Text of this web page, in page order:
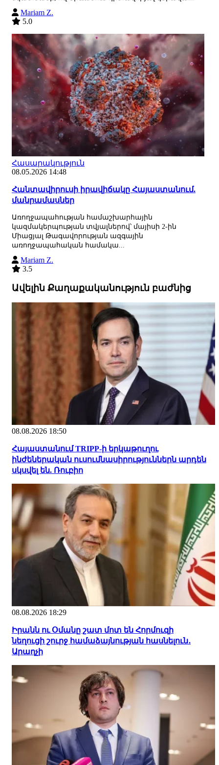
Mariam Z.
5.0
Հասարակություն
08.05.2026 14:48
Հանտավիրուսի իրավիճակը Հայաստանում.
մանրամասներ
Առողջապահության համաշխարհային
կազմակերպության տվյալներով՝ մայիսի 2-ին
Միացյալ Թագավորության ազգային
առողջապահական համակա...
Mariam Z.
3.5
Ավելին Քաղաքականություն բաժնից
08.08.2026 18:50
Հայաստանում TRIPP-ի երկաթուղու
ինժեներական ուսումնասիրություններն արդեն
սկսվել են. Ռուբիո
08.08.2026 18:29
Իրանն ու Օմանը շատ մոտ են Հորմուզի
նեղուցի շուրջ համաձայնության հասնելուն․
Արաղչի